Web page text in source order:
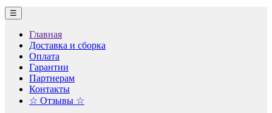
☰
Главная
Доставка и сборка
Оплата
Гарантии
Партнерам
Контакты
☆ Отзывы ☆